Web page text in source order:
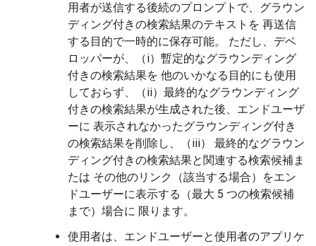
用者が送信する後続のプロンプトで、グラウン
ディング付きの検索結果のテキストを 再送信
する目的で一時的に保存可能。 ただし、デベ
ロッパーが、（i）暫定的なグラウンディング
付きの検索結果を 他のいかなる目的にも使用
しておらず、（ii）最終的なグラウンディング
付きの検索結果が生成された後、エンドユーザ
ーに 表示されなかったグラウンディング付き
の検索結果を削除し、（iii） 最終的なグラウン
ディング付きの検索結果と関連する検索候補ま
たは その他のリンク（該当する場合）をエン
ドユーザーに表示する（最大 5 つの検索候補
まで）場合に 限ります。
使用者は、エンドユーザーと使用者のアプリケ